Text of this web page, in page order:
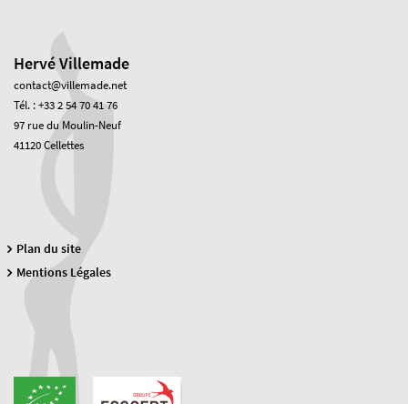
Hervé Villemade
contact@villemade.net
Tél. : +33 2 54 70 41 76
97 rue du Moulin-Neuf
41120 Cellettes
Plan du site
Mentions Légales